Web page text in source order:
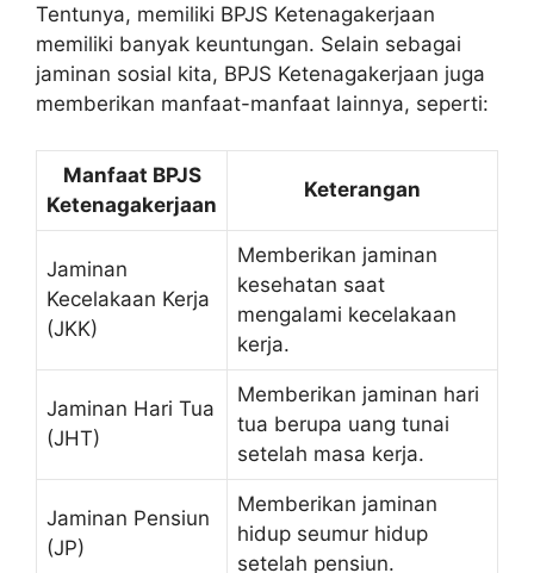
Tentunya, memiliki BPJS Ketenagakerjaan
memiliki banyak keuntungan. Selain sebagai
jaminan sosial kita, BPJS Ketenagakerjaan juga
memberikan manfaat-manfaat lainnya, seperti:
Manfaat BPJS
Ketenagakerjaan
Keterangan
Jaminan
Kecelakaan Kerja
(JKK)
Memberikan jaminan
kesehatan saat
mengalami kecelakaan
kerja.
Jaminan Hari Tua
(JHT)
Memberikan jaminan hari
tua berupa uang tunai
setelah masa kerja.
Jaminan Pensiun
(JP)
Memberikan jaminan
hidup seumur hidup
setelah pensiun.